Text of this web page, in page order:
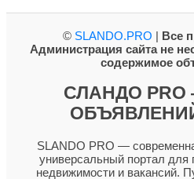
© SLANDO.PRO | Все
Администрация сайта не
содержимое
СЛАНДО
SLANDO PRO —
универсальный портал для
недвижимости и вакансий.